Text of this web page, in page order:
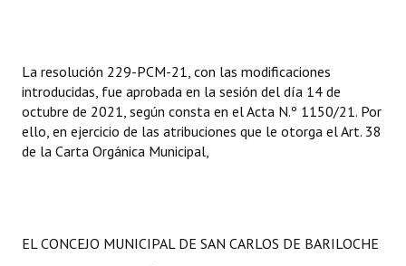
La resolución 229-PCM-21, con las modificaciones
introducidas, fue aprobada en la sesión del día 14 de
octubre de 2021, según consta en el Acta N.º 1150/21. Por
ello, en ejercicio de las atribuciones que le otorga el Art. 38
de la Carta Orgánica Municipal,
EL CONCEJO MUNICIPAL DE SAN CARLOS DE BARILOCHE